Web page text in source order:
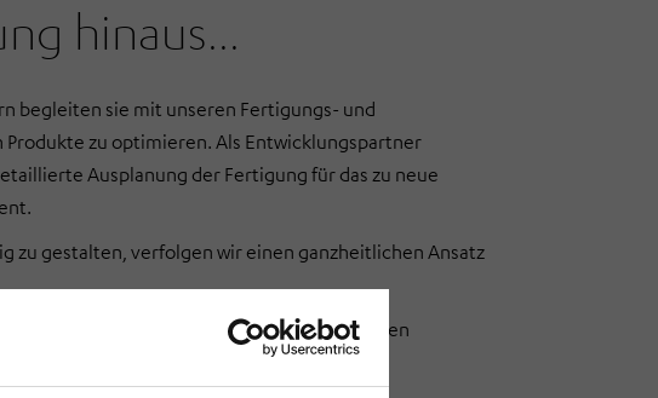
hinaus...
begleiten sie mit unseren Fertigungs- und
zu optimieren. Als Entwicklungspartner
Ausplanung der Fertigung für das zu neue
gestalten, verfolgen wir einen ganzheitlichen Ansatz
und der Konstruktionsanforderungen